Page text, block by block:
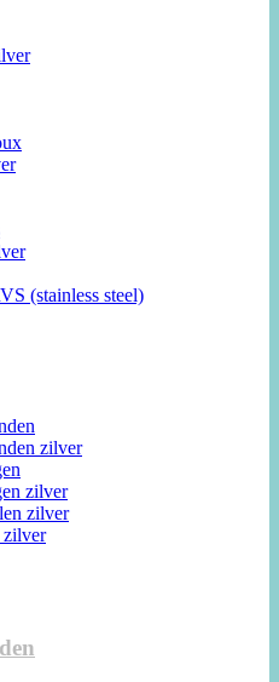
(stainless steel)
zilver
zilver
zilver
zilver